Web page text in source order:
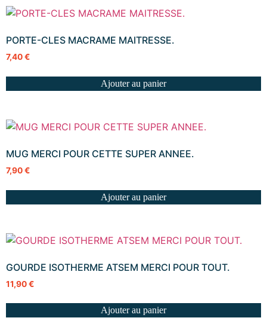
PORTE-CLES MACRAME MAITRESSE.
7,40€
Ajouter au panier
MUG MERCI POUR CETTE SUPER ANNEE.
7,90€
Ajouter au panier
GOURDE ISOTHERME ATSEM MERCI POUR TOUT.
11,90€
Ajouter au panier